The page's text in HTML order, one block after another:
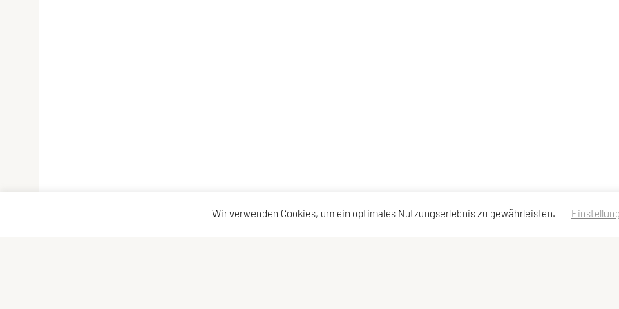
Wir verwenden Cookies, um ein optimales Nutzungserlebnis zu gewährleisten.